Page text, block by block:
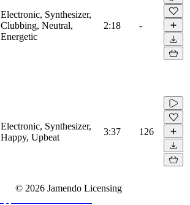
Electronic, Synthesizer,
Clubbing, Neutral,
Energetic
2:18 -
Electronic, Synthesizer,
Happy, Upbeat
3:37 126
© 2026 Jamendo Licensing